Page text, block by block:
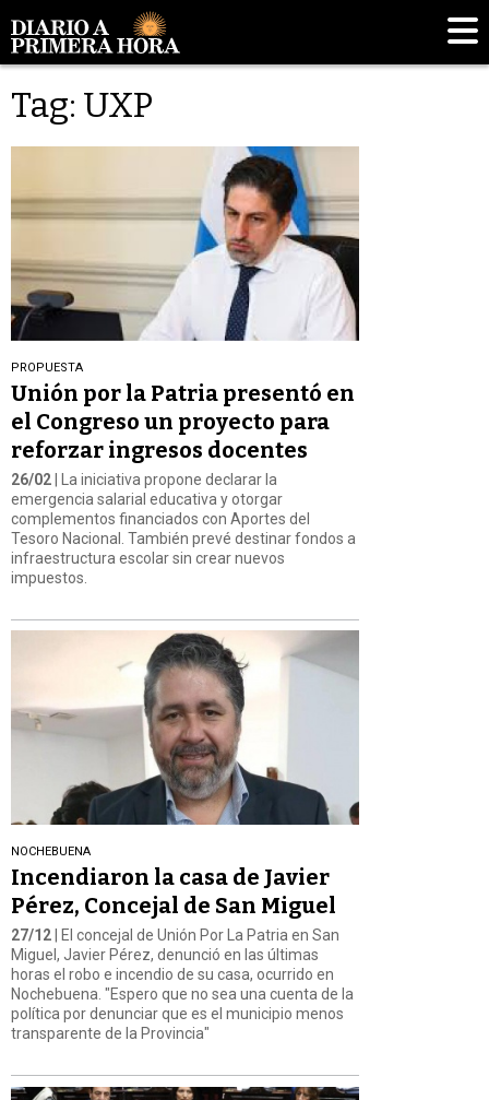
Tag: UXP
PROPUESTA
Unión por la Patria presentó en
el Congreso un proyecto para
reforzar ingresos docentes
26/02 | La iniciativa propone declarar la
emergencia salarial educativa y otorgar
complementos financiados con Aportes del
Tesoro Nacional. También prevé destinar fondos a
infraestructura escolar sin crear nuevos
impuestos.
NOCHEBUENA
Incendiaron la casa de Javier
Pérez, Concejal de San Miguel
27/12 | El concejal de Unión Por La Patria en San
Miguel, Javier Pérez, denunció en las últimas
horas el robo e incendio de su casa, ocurrido en
Nochebuena. "Espero que no sea una cuenta de la
política por denunciar que es el municipio menos
transparente de la Provincia"